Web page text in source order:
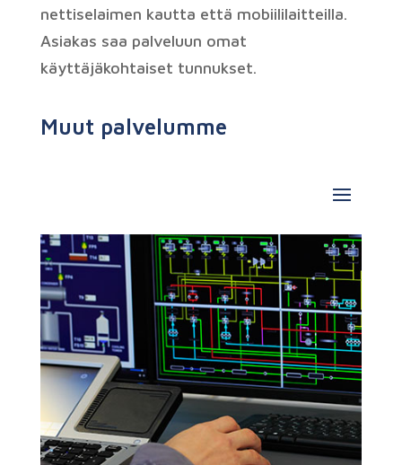
nettiselaimen kautta että mobiililaitteilla.
Asiakas saa palveluun omat
käyttäjäkohtaiset tunnukset.
Muut palvelumme